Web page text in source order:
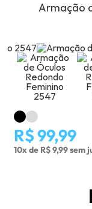
Armação
R$ 99,99
10x de R$ 9,99 sem